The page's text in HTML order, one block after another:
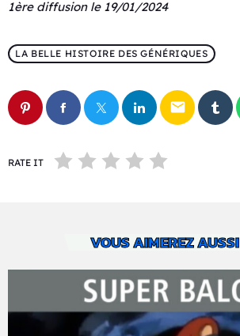
1ère diffusion le 19/01/2024
LA BELLE HISTOIRE DES GÉNÉRIQUES
email
RATE IT
VOUS AIMEREZ AUSSI